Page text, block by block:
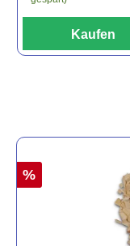
Kaufen
%